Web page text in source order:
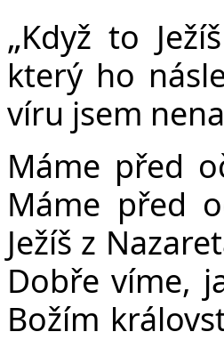
„Když to
který ho
víru jsem
Máme před
Máme před
Ježíš z
Dobře víme,
Božím